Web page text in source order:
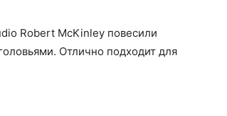
Robert McKinley повесили
Отлично подходит для